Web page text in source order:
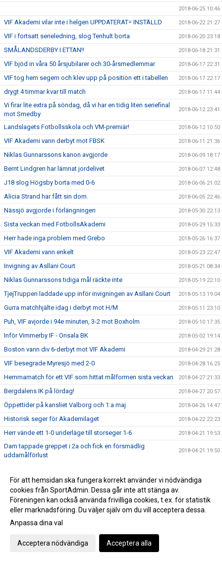
2018-06-25 10:46
VIF Akademi vilar inte i helgen UPPDATERAT= INSTÄLLD 2018-06-22 21:27
VIF i fortsatt serieledning, slog Tenhult borta 2018-06-20 23:18
SMÅLANDSDERBY I ETTAN!! 2018-06-18 21:31
VIF bjöd in våra 50 årsjubilarer och 30-årsmedlemmar 2018-06-17 22:31
VIF tog hem segern och klev upp på position ett i tabellen 2018-06-17 22:17
drygt 4 timmar kvar till match 2018-06-17 11:44
Vi firar lite extra på söndag, då vi har en tidig liten seriefinal
mot Smedby
2018-06-12 23:41
Landslagets Fotbollsskola och VM-premiär! 2018-06-12 10:50
VIF Akademi vann derbyt mot FBSK 2018-06-11 21:36
Niklas Gunnarssons kanon avgjorde 2018-06-09 18:17
Bernt Lindgren har lämnat jordelivet 2018-06-07 12:48
J18 slog Högsby borta med 0-6 2018-06-06 21:02
Alicia Strand har fått sin dom. 2018-06-05 22:46
Nässjö avgjorde i förlängningen 2018-05-30 22:13
Sista veckan med FotbollsAkademi 2018-05-29 15:33
Herr hade inga problem med Grebo 2018-05-26 16:37
VIF Akademi vann enkelt 2018-05-23 22:47
Invigning av Asllani Court 2018-05-21 08:34
Niklas Gunnarssons tidiga mål räckte inte 2018-05-19 22:10
TjejTruppen laddade upp inför invigningen av Asllani Court 2018-05-13 19:04
Gurra matchhjälte idag i derbyt mot H/M 2018-05-11 23:10
Puh, VIF avjorde i 94e minuten, 3-2 mot Boxholm 2018-05-10 17:35
Inför Vimmerby IF - Onsala BK 2018-05-02 19:14
Boston vann div 6-derbyt mot VIF Akademi 2018-04-29 21:28
VIF besegrade Myresjö med 2-0 2018-04-28 16:25
Hemmamatch för ett VIF som hittat målformen sista veckan 2018-04-27 21:33
Bergdalens IK på lördag! 2018-04-27 20:57
Öppettider på kansliet Valborg och 1:a maj 2018-04-26 14:47
Historisk seger för Akademilaget 2018-04-22 22:23
Herr vände ett 1-0 underläge till storseger 1-6 2018-04-21 19:53
Dam tappade greppet i 2a och fick en försmädlig
uddamålförlust
2018-04-21 19:50
Dam C gjorde ett rappt intryck ikväll 2018-04-18 23:26
Ibra sköt in en poäng till VIF på stopptid 2018-04-14 16:51
Äntligen avspark i seriespelet 2018-04-13 12:09
Domarutbildning
Helt klart att Håkan blir huvudtränare för VIF Dam
Succé igen, breddturneringens charm står sig över tid
För att hemsidan ska fungera korrekt använder vi nödvändiga
cookies från SportAdmin. Dessa går inte att stänga av.
Föreningen kan också använda frivilliga cookies, t.ex. för statistik
eller marknadsföring. Du väljer själv om du vill acceptera dessa.
Anpassa dina val
Acceptera nödvändiga Acceptera alla